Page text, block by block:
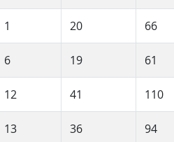
1 20 66
6 19 61
12 41 110
13 36 94